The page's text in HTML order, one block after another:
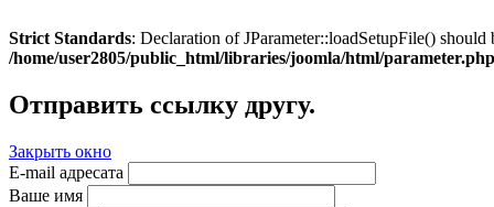
Strict Standards: Declaration of JParameter::loadSetupFile()
/home/user2805/public_html/libraries/joomla/html/parameter.php
Отправить ссылку другу.
Закрыть окно
E-mail адресата
Ваше имя